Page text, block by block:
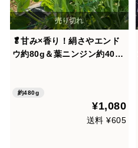
🥬甘み×香り！絹さやエンド
ウ約80g＆葉ニンジン約400g
使用🥬
約480g
¥1,080
送料 ¥605